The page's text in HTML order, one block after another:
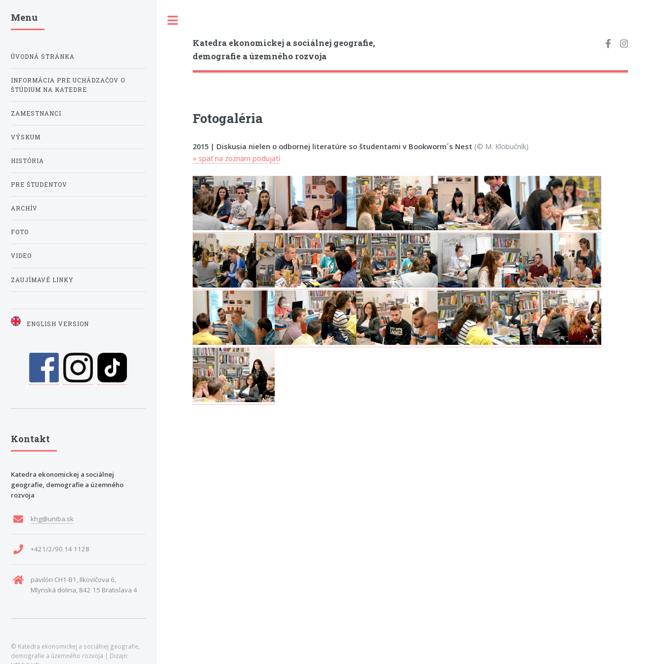
Katedra ekonomickej a sociálnej geografie,
demografie a územného rozvoja
Fotogaléria
2015 | Diskusia nielen o odbornej literatúre so študentami v Bookworm´s Nest (© M. Klobučník)
» späť na zoznam podujatí
Menu
ÚVODNÁ STRÁNKA
INFORMÁCIA PRE UCHÁDZAČOV O
ŠTÚDIUM NA KATEDRE
ZAMESTNANCI
VÝSKUM
HISTÓRIA
PRE ŠTUDENTOV
ARCHÍV
FOTO
VIDEO
ZAUJÍMAVÉ LINKY
ENGLISH VERSION
Kontakt
Katedra ekonomickej a sociálnej
geografie, demografie a územného
rozvoja
khg@uniba.sk
+421/2/90 14 1128
pavilón CH1-B1, Ilkovičova 6,
Mlynská dolina, 842 15 Bratislava 4
© Katedra ekonomickej a sociálnej geografie,
demografie a územného rozvoja | Dizajn: